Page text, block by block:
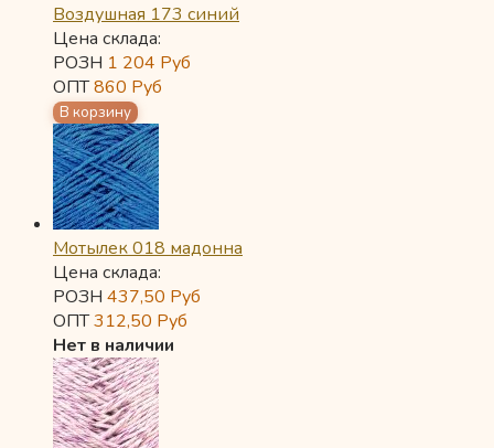
Воздушная 173 синий
Цена склада:
РОЗН 1 204 Руб
ОПТ860 Руб
Мотылек 018 мадонна
Цена склада:
РОЗН 437,50 Руб
ОПТ312,50 Руб
Нет в наличии